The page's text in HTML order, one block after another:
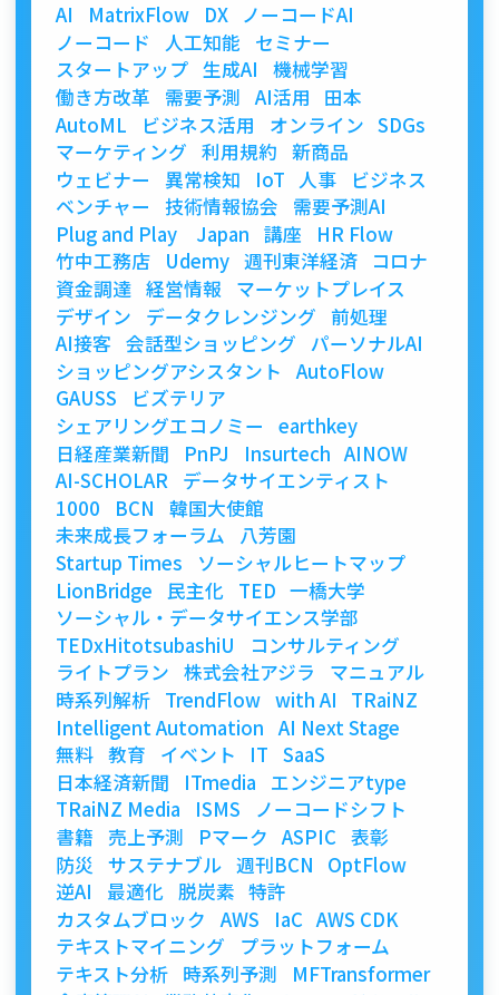
AI MatrixFlow DX
ノーコードAI
ノーコード
人工知能
セミナー
スタートアップ 生成AI
機械学習
働き方改革
需要予測 AI活用
田本
AutoML
ビジネス活用 オンライン SDGs
マーケティング 利用規約 新商品
ウェビナー
異常検知 IoT 人事
ビジネス
ベンチャー
技術情報協会
需要予測AI
Plug and Play Japan 講座
HR Flow
竹中工務店
Udemy 週刊東洋経済
コロナ
資金調達 経営情報 マーケットプレイス
デザイン
データクレンジング 前処理
AI接客 会話型ショッピング パーソナルAI
ショッピングアシスタント
AutoFlow
GAUSS
ビズテリア
シェアリングエコノミー
earthkey
日経産業新聞
PnPJ Insurtech AINOW
AI-SCHOLAR データサイエンティスト
1000
BCN
韓国大使館
未来成長フォーラム
八芳園
Startup Times
ソーシャルヒートマップ
LionBridge
民主化 TED 一橋大学
ソーシャル・データサイエンス学部
TEDxHitotsubashiU
コンサルティング
ライトプラン 株式会社アジラ
マニュアル
時系列解析 TrendFlow with AI
TRaiNZ
Intelligent Automation AI Next Stage
無料 教育 イベント IT SaaS
日本経済新聞
ITmedia
エンジニアtype
TRaiNZ Media
ISMS
ノーコードシフト
書籍
売上予測 Pマーク ASPIC 表彰
防災 サステナブル 週刊BCN
OptFlow
逆AI
最適化 脱炭素 特許
カスタムブロック
AWS IaC AWS CDK
テキストマイニング
プラットフォーム
テキスト分析 時系列予測
MFTransformer